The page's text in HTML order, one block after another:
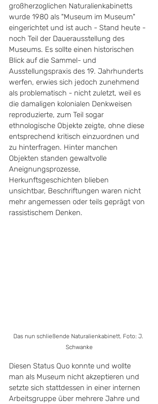
großherzoglichen Naturalienkabinetts
wurde 1980 als "Museum im Museum"
eingerichtet und ist auch - Stand heute -
noch Teil der Dauerausstellung des
Museums. Es sollte einen historischen
Blick auf die Sammel- und
Ausstellungspraxis des 19. Jahrhunderts
werfen, erwies sich jedoch zunehmend
als problematisch - nicht zuletzt, weil es
die damaligen kolonialen Denkweisen
reproduzierte, zum Teil sogar
ethnologische Objekte zeigte, ohne diese
entsprechend kritisch einzuordnen und
zu hinterfragen. Hinter manchen
Objekten standen gewaltvolle
Aneignungsprozesse,
Herkunftsgeschichten blieben
unsichtbar, Beschriftungen waren nicht
mehr angemessen oder teils geprägt von
rassistischem Denken.
Das nun schließende Naturalienkabinett. Foto: J.
Schwanke
Diesen Status Quo konnte und wollte
man als Museum nicht akzeptieren und
setzte sich stattdessen in einer internen
Arbeitsgruppe über mehrere Jahre und